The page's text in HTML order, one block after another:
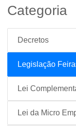
Categoria
Decretos
Legislação
Lei
Lei da Micro